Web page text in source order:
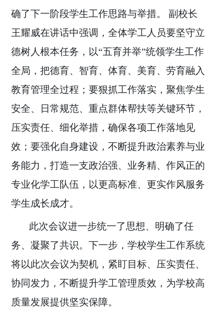
确了下一阶段学生工作思路与举措。 副校长
王耀威在讲话中强调，全体学工人员要坚守立
德树人根本任务，以“五育并举”统领学生工作
全局，把德育、智育、体育、美育、劳育融入
教育管理全过程；要狠抓工作落实，聚焦学生
安全、日常规范、重点群体帮扶等关键环节，
压实责任、细化举措，确保各项工作落地见
效；要强化自身建设，不断提升政治素养与业
务能力，打造一支政治强、业务精、作风正的
专业化学工队伍，以更高标准、更实作风服务
学生成长成才。
此次会议进一步统一了思想、明确了任
务、凝聚了共识。下一步，学校学生工作系统
将以此次会议为契机，紧盯目标、压实责任、
协同发力，不断提升学工管理质效，为学校高
质量发展提供坚实保障。